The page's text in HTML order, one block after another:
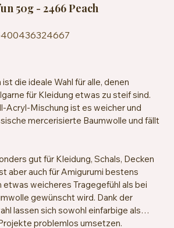
50g - 2466 Peach
die ideale Wahl für alle, denen
für Kleidung etwas zu steif sind.
Acryl-Mischung ist es weicher und
mercerisierte Baumwolle und fällt
gut für Kleidung, Schals, Decken
aber auch für Amigurumi bestens
etwas weicheres Tragegefühl als bei
gewünscht wird. Dank der
lassen sich sowohl einfarbige als
problemlos umsetzen.